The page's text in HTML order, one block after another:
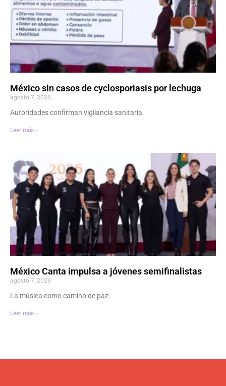
México sin casos de cyclosporiasis por lechuga
agosto 7, 2026
Autoridades confirman vigilancia sanitaria.
Leer más ›
México Canta impulsa a jóvenes semifinalistas
agosto 7, 2026
La música como camino de paz.
Leer más ›